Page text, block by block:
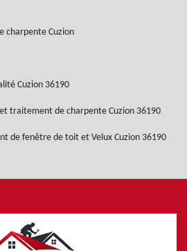
charpente Cuzion
Cuzion 36190
traitement de charpente Cuzion 36190
de fenêtre de toit et Velux Cuzion 36190